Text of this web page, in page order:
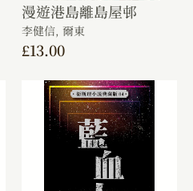
漫遊港島離島屋邨
李健信, 爾東
£13.00